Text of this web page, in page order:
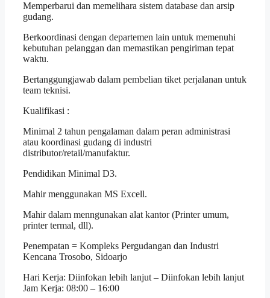
Memperbarui dan memelihara sistem database dan arsip
gudang.
Berkoordinasi dengan departemen lain untuk memenuhi
kebutuhan pelanggan dan memastikan pengiriman tepat
waktu.
Bertanggungjawab dalam pembelian tiket perjalanan untuk
team teknisi.
Kualifikasi :
Minimal 2 tahun pengalaman dalam peran administrasi
atau koordinasi gudang di industri
distributor/retail/manufaktur.
Pendidikan Minimal D3.
Mahir menggunakan MS Excell.
Mahir dalam menngunakan alat kantor (Printer umum,
printer termal, dll).
Penempatan = Kompleks Pergudangan dan Industri
Kencana Trosobo, Sidoarjo
Hari Kerja: Diinfokan lebih lanjut – Diinfokan lebih lanjut
Jam Kerja: 08:00 – 16:00